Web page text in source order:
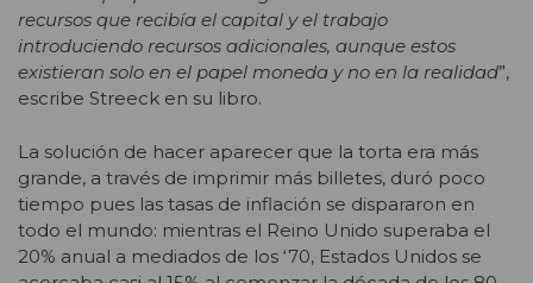
recursos que recibía el capital y el trabajo
introduciendo recursos adicionales, aunque estos
existieran solo en el papel moneda y no en la realidad”,
escribe Streeck en su libro.
La solución de hacer aparecer que la torta era más
grande, a través de imprimir más billetes, duró poco
tiempo pues las tasas de inflación se dispararon en
todo el mundo: mientras el Reino Unido superaba el
20% anual a mediados de los ‘70, Estados Unidos se